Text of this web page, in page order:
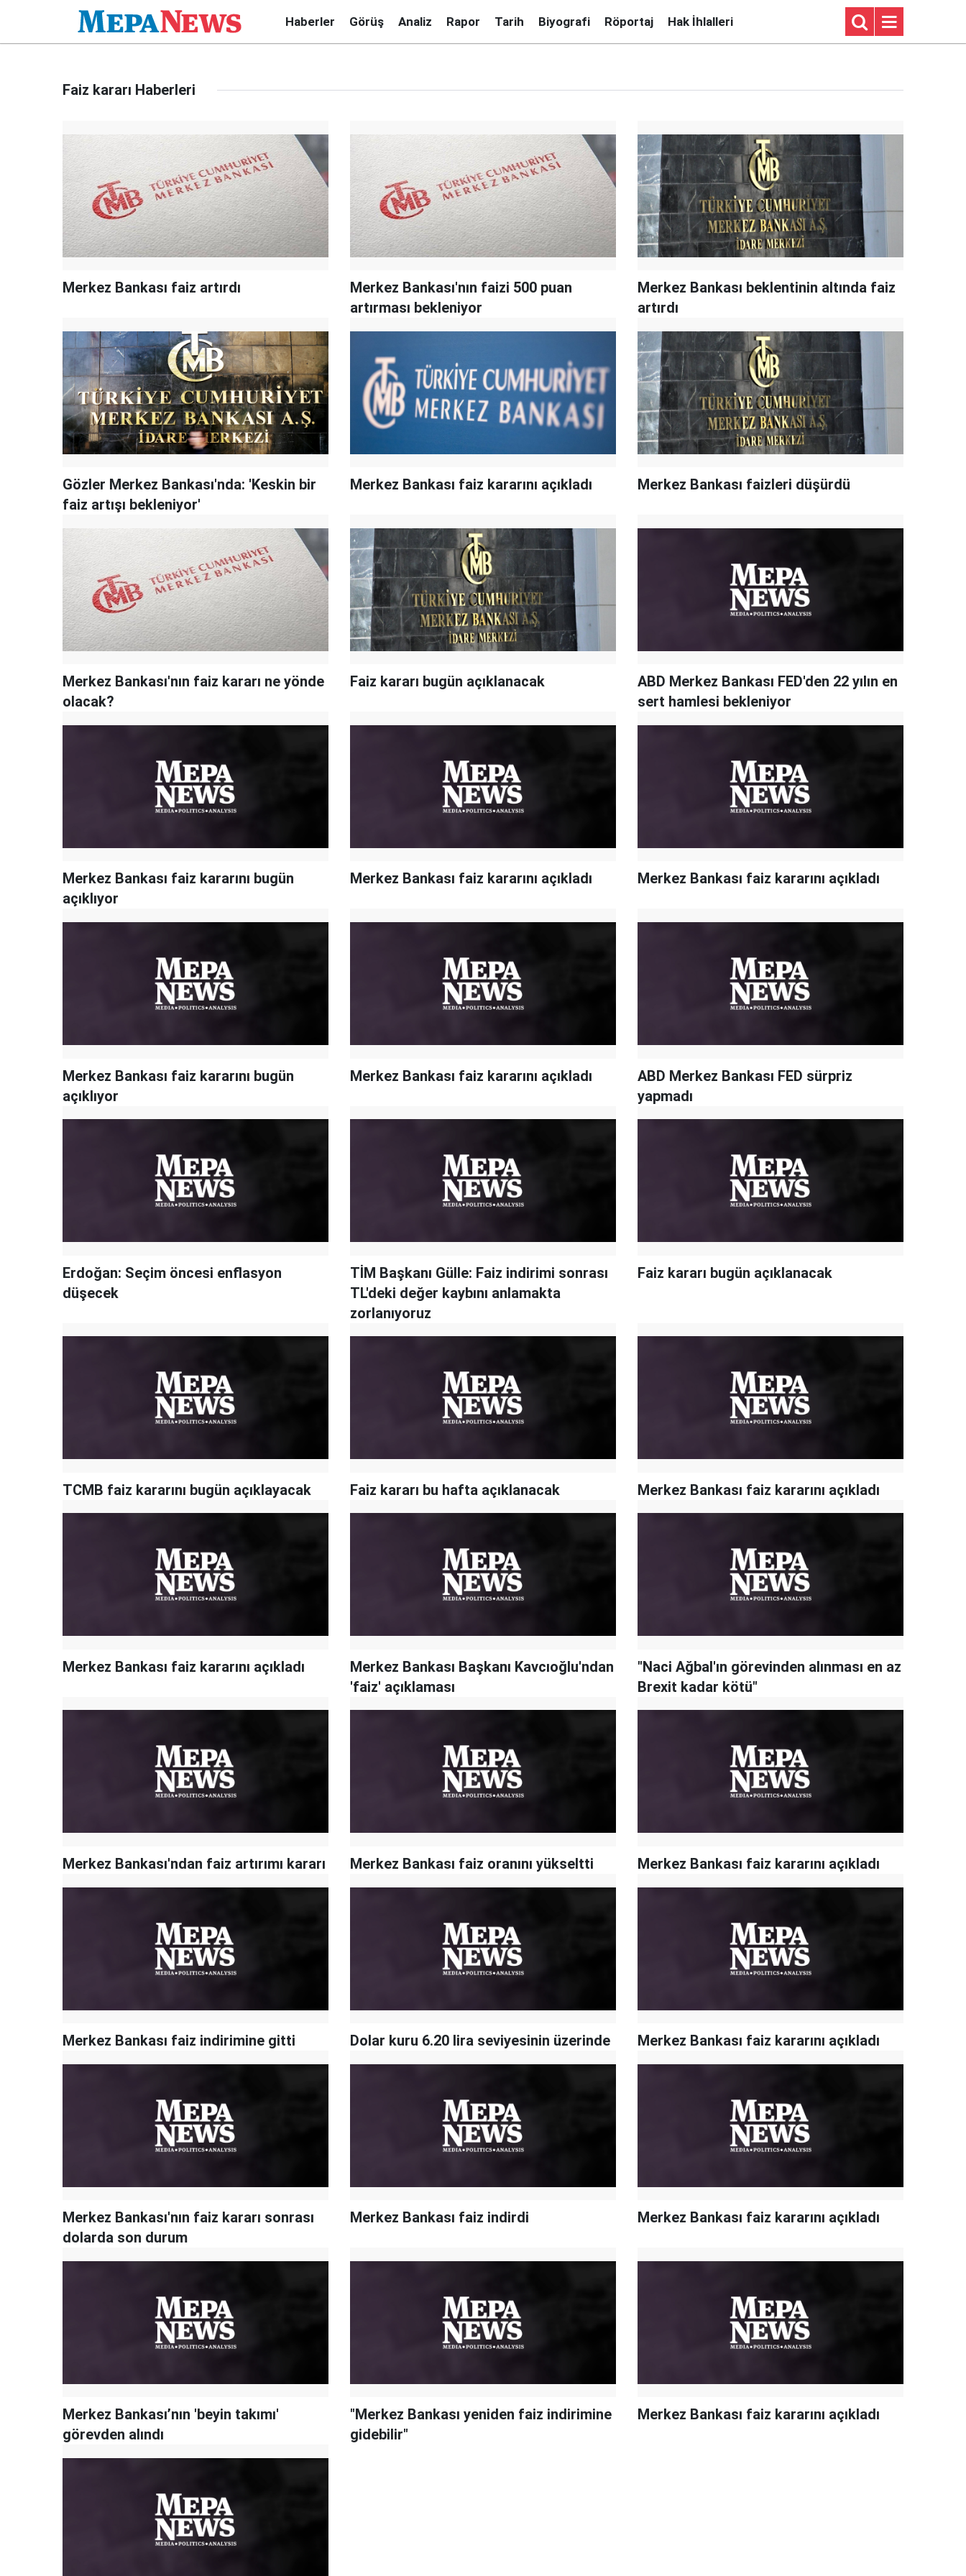
Haberler Görüş Analiz Rapor Tarih Biyografi Röportaj Hak İhlalleri
Faiz kararı Haberleri
Merkez Bankası faiz artırdı
Merkez Bankası'nın faizi 500 puan
artırması bekleniyor
Merkez Bankası beklentinin altında faiz
artırdı
Gözler Merkez Bankası'nda: 'Keskin bir
faiz artışı bekleniyor'
Merkez Bankası faiz kararını açıkladı Merkez Bankası faizleri düşürdü
Merkez Bankası'nın faiz kararı ne yönde
olacak?
Faiz kararı bugün açıklanacak
ABD Merkez Bankası FED'den 22 yılın en
sert hamlesi bekleniyor
Merkez Bankası faiz kararını bugün
açıklıyor
Merkez Bankası faiz kararını açıkladı Merkez Bankası faiz kararını açıkladı
Merkez Bankası faiz kararını bugün
açıklıyor
Merkez Bankası faiz kararını açıkladı
ABD Merkez Bankası FED sürpriz
yapmadı
Erdoğan: Seçim öncesi enflasyon
düşecek
TİM Başkanı Gülle: Faiz indirimi sonrası
TL'deki değer kaybını anlamakta
zorlanıyoruz
Faiz kararı bugün açıklanacak
TCMB faiz kararını bugün açıklayacak Faiz kararı bu hafta açıklanacak Merkez Bankası faiz kararını açıkladı
Merkez Bankası faiz kararını açıkladı
Merkez Bankası Başkanı Kavcıoğlu'ndan
'faiz' açıklaması
"Naci Ağbal'ın görevinden alınması en az
Brexit kadar kötü"
Merkez Bankası'ndan faiz artırımı kararı Merkez Bankası faiz oranını yükseltti Merkez Bankası faiz kararını açıkladı
Merkez Bankası faiz indirimine gitti Dolar kuru 6.20 lira seviyesinin üzerinde Merkez Bankası faiz kararını açıkladı
Merkez Bankası'nın faiz kararı sonrası
dolarda son durum
Merkez Bankası faiz indirdi Merkez Bankası faiz kararını açıkladı
Merkez Bankası’nın 'beyin takımı'
görevden alındı
"Merkez Bankası yeniden faiz indirimine
gidebilir"
Merkez Bankası faiz kararını açıkladı